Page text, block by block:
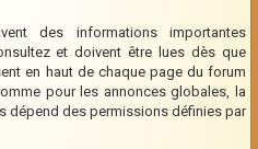
des informations importantes
et doivent être lues dès que
en haut de chaque page du forum
pour les annonces globales, la
dépend des permissions définies par